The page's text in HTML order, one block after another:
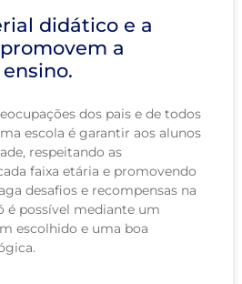
didático e a
a
dos pais e de todos
escola é garantir aos alunos
respeitando as
faixa etária e promovendo
desafios e recompensas na
é possível mediante um
escolhido e uma boa